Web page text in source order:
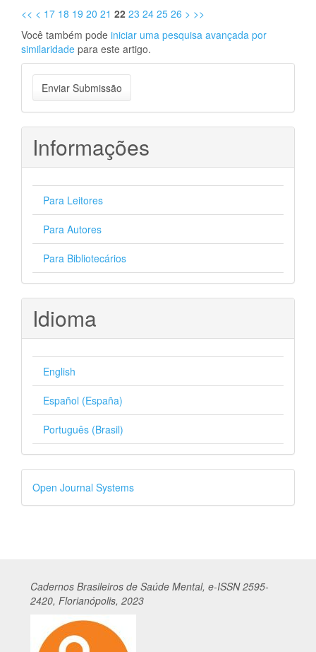
<< < 17 18 19 20 21 22 23 24 25 26 > >>
Você também pode iniciar uma pesquisa avançada por
similaridade para este artigo.
Enviar
Submissão
Enviar Submissão
Informações
Para Leitores
Para Autores
Para Bibliotecários
Idioma
English
Español (España)
Português (Brasil)
Desenvolvido
por
Open Journal Systems
Cadernos Brasileiros de Saúde Mental, e-ISSN 2595-
2420, Florianópolis, 2023